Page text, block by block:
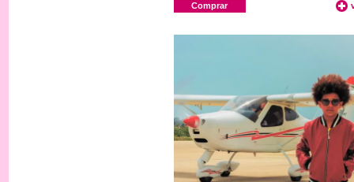
Comprar